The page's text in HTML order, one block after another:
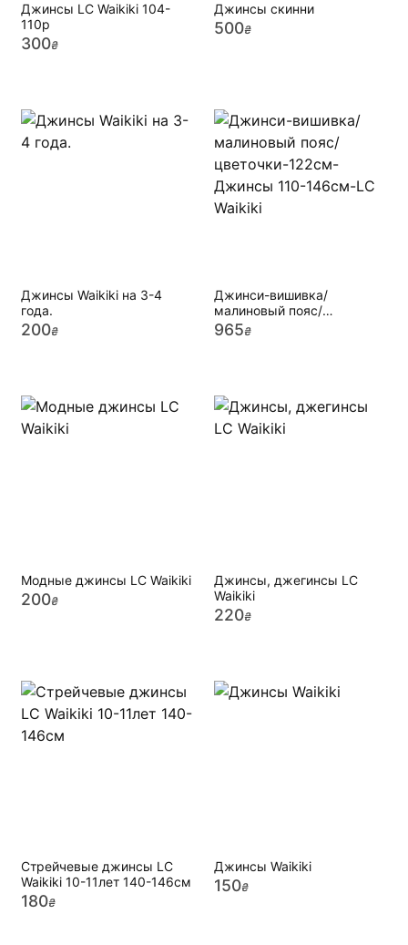
Джинсы LC Waikiki 104-
110р
300₴
Джинсы скинни
500₴
Джинсы Waikiki на 3-4
года.
200₴
Джинси-вишивка/
малиновый пояс/
цветочки-122см-Джинсы
110-146см-LC Waikikі
965₴
Модные джинсы LC Waikiki
200₴
Джинсы, джегинсы LC
Waikiki
220₴
Стрейчевые джинсы LC
Waikiki 10-11лет 140-146см
180₴
Джинсы Waikiki
150₴